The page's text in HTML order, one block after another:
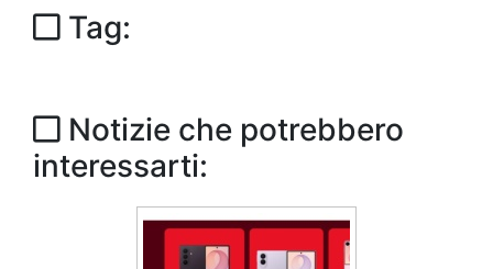
Tag:
Notizie che potrebbero
interessarti: